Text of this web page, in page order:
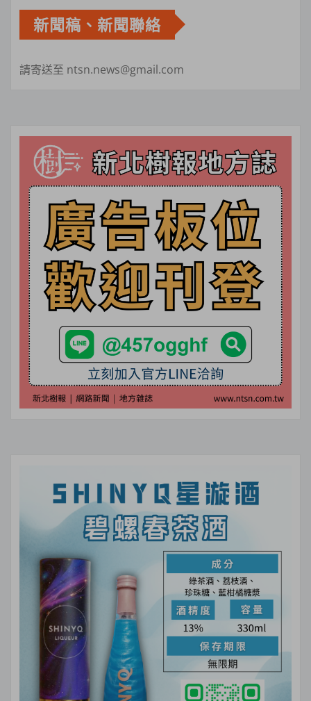
新聞稿、新聞聯絡
請寄送至 ntsn.news@gmail.com